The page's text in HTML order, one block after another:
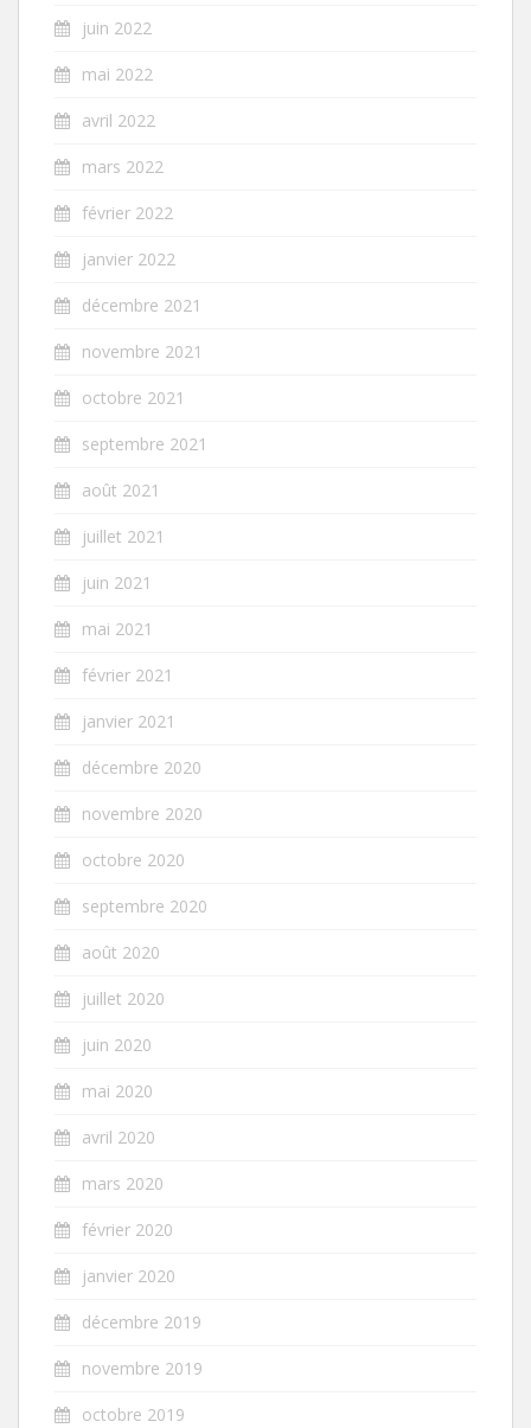
juin 2022
mai 2022
avril 2022
mars 2022
février 2022
janvier 2022
décembre 2021
novembre 2021
octobre 2021
septembre 2021
août 2021
juillet 2021
juin 2021
mai 2021
février 2021
janvier 2021
décembre 2020
novembre 2020
octobre 2020
septembre 2020
août 2020
juillet 2020
juin 2020
mai 2020
avril 2020
mars 2020
février 2020
janvier 2020
décembre 2019
novembre 2019
octobre 2019